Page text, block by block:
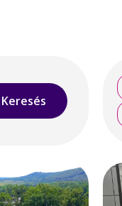
Keresés